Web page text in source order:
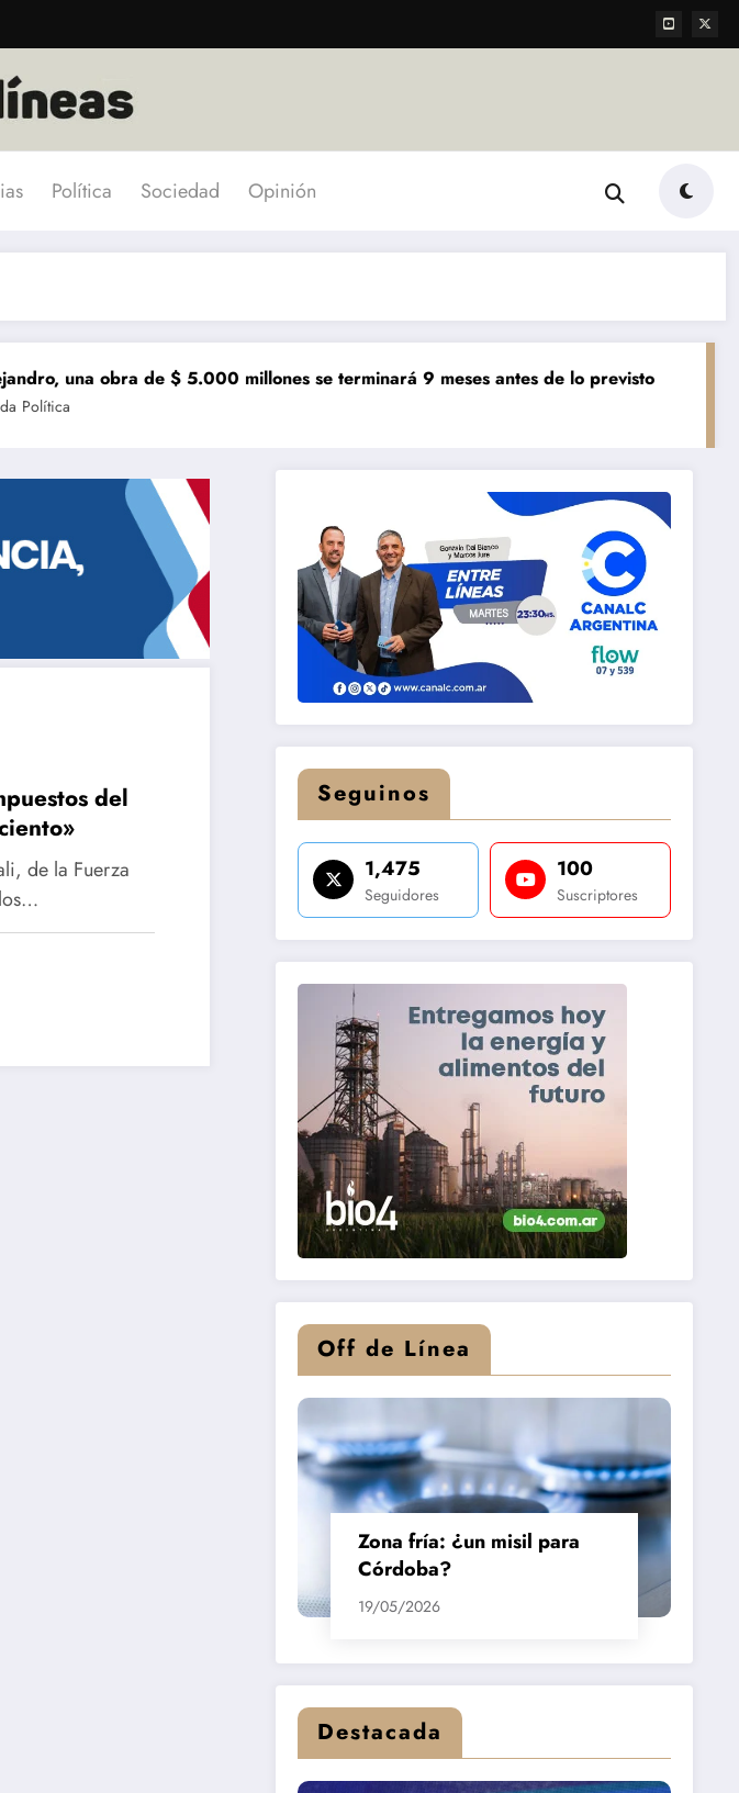
Política Sociedad Opinión
obra de $ 5.000 millones se terminará 9 meses antes de lo previsto «El mundo
del
de la Fuerza
Seguinos
1,475
Seguidores
100
Suscriptores
Off de Línea
Zona fría: ¿un misil para
Córdoba?
19/05/2026
Destacada